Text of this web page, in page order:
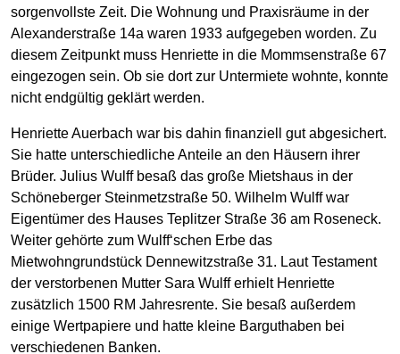
sorgenvollste Zeit. Die Wohnung und Praxisräume in der
Alexanderstraße 14a waren 1933 aufgegeben worden. Zu
diesem Zeitpunkt muss Henriette in die Mommsenstraße 67
eingezogen sein. Ob sie dort zur Untermiete wohnte, konnte
nicht endgültig geklärt werden.
Henriette Auerbach war bis dahin finanziell gut abgesichert.
Sie hatte unterschiedliche Anteile an den Häusern ihrer
Brüder. Julius Wulff besaß das große Mietshaus in der
Schöneberger Steinmetzstraße 50. Wilhelm Wulff war
Eigentümer des Hauses Teplitzer Straße 36 am Roseneck.
Weiter gehörte zum Wulff‘schen Erbe das
Mietwohngrundstück Dennewitzstraße 31. Laut Testament
der verstorbenen Mutter Sara Wulff erhielt Henriette
zusätzlich 1500 RM Jahresrente. Sie besaß außerdem
einige Wertpapiere und hatte kleine Barguthaben bei
verschiedenen Banken.